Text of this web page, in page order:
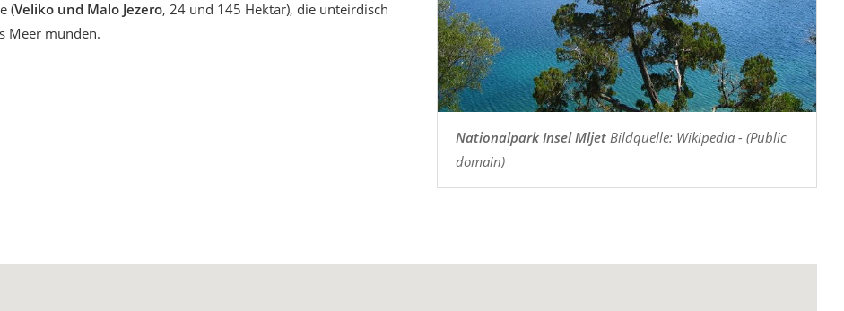
Nationalpark Insel Mljet Bildquelle: Wikipedia - (Public
domain)
(Veliko und Malo Jezero, 24 und 145 Hektar), die unteirdisch
Meer münden.